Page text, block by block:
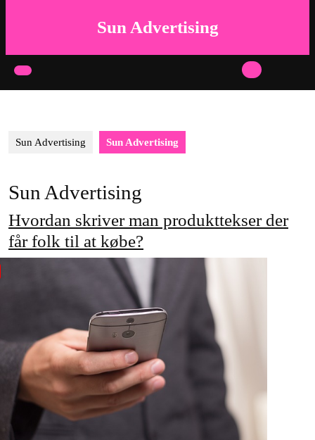
Sun Advertising
Open
Sun Advertising Sun Advertising
Sun Advertising
Hvordan skriver man produkttekser der
får folk til at købe?